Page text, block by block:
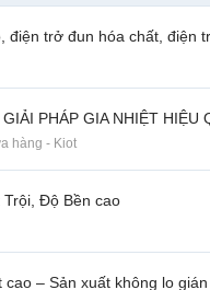
điện trở đun hóa chất, điện
PHÁP GIA NHIỆT
hàng - Kiot
Độ Bền cao
– Sản xuất không lo gián